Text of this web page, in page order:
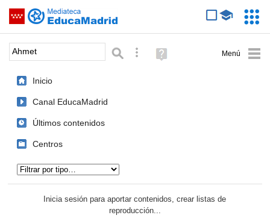
Saltar navegación
Palabra o frase: Búsqueda avanzada
Ayuda
(en
Inicio
Canal EducaMadrid
Últimos contenidos
Centros
Inicia sesión para aportar contenidos, crear listas de
reproducción...